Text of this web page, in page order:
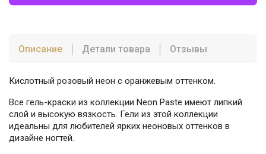
Описание Детали товара Отзывы
Кислотный розовый неон с оранжевым оттенком.
Все гель-краски из коллекции Neon Paste имеют липкий
слой и высокую вязкость. Гели из этой коллекции
идеальны для любителей ярких неоновых оттенков в
дизайне ногтей.